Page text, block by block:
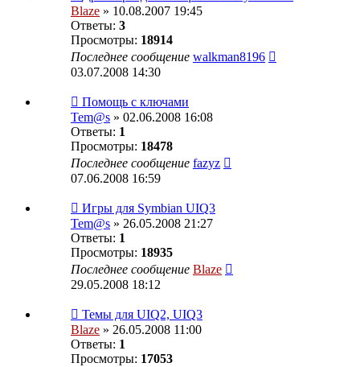
Blaze » 10.08.2007 19:45
Ответы: 3
Просмотры: 18914
Последнее сообщение walkman8196
03.07.2008 14:30
Помощь с ключами
Tem@s » 02.06.2008 16:08
Ответы: 1
Просмотры: 18478
Последнее сообщение fazyz
07.06.2008 16:59
Игры для Symbian UIQ3
Tem@s » 26.05.2008 21:27
Ответы: 1
Просмотры: 18935
Последнее сообщение Blaze
29.05.2008 18:12
Темы для UIQ2, UIQ3
Blaze » 26.05.2008 11:00
Ответы: 1
Просмотры: 17053